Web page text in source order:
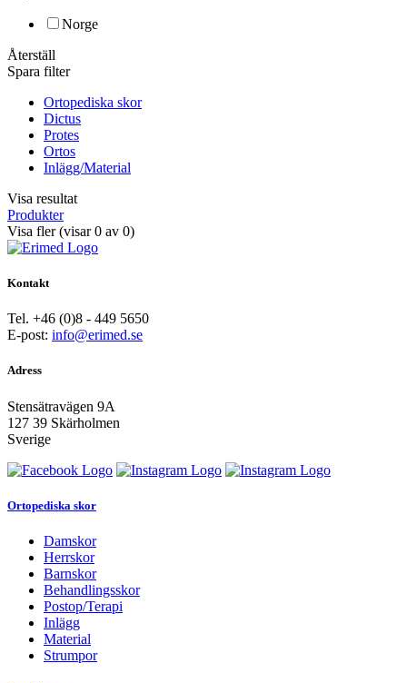
Norge
Återställ
Spara filter
Ortopediska skor
Dictus
Protes
Ortos
Inlägg/Material
Visa resultat
Produkter
Visa fler(visar0 av 0)
Kontakt
Tel. +46 (0)8 - 449 5650
E-post: info@erimed.se
Adress
Stensätravägen 9A
127 39 Skärholmen
Sverige
Ortopediska skor
Damskor
Herrskor
Barnskor
Behandlingsskor
Postop/Terapi
Inlägg
Material
Strumpor